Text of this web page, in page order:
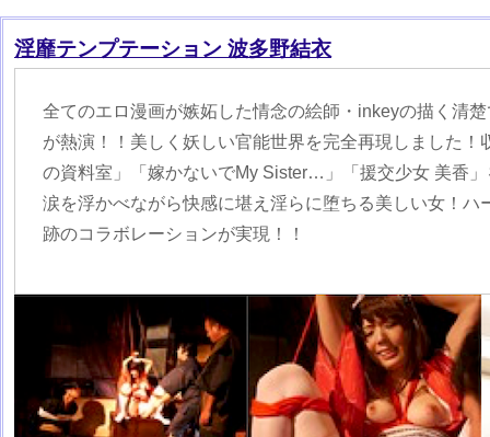
淫靡テンプテーション 波多野結衣
全てのエロ漫画が嫉妬した情念の絵師・inkeyの描く清
が熱演！！美しく妖しい官能世界を完全再現しました！
の資料室」「嫁かないでMy Sister…」「援交少女 美香
涙を浮かべながら快感に堪え淫らに堕ちる美しい女！ハ
跡のコラボレーションが実現！！